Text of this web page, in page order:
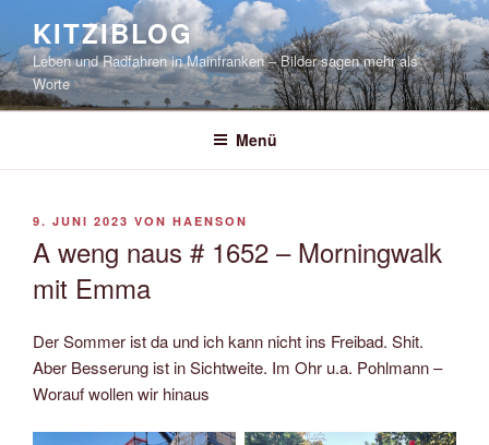
springen
KITZIBLOG
Leben und Radfahren in Mainfranken – Bilder sagen mehr als
Worte
Menü
VERÖFFENTLICHT
9. JUNI 2023 VON HAENSON
A weng naus # 1652 – Morningwalk
mit Emma
Der Sommer ist da und ich kann nicht ins Freibad. Shit.
Aber Besserung ist in Sichtweite. Im Ohr u.a. Pohlmann –
Worauf wollen wir hinaus